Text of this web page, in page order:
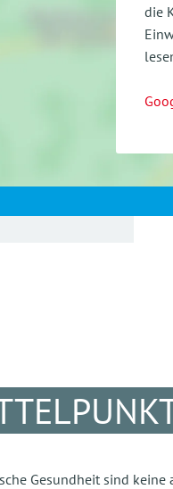
die
Gesundheit sind